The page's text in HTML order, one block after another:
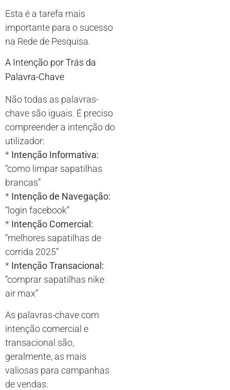
Esta é a tarefa mais
importante para o sucesso
na Rede de Pesquisa.
A Intenção por Trás da
Palavra-Chave
Não todas as palavras-
chave são iguais. É preciso
compreender a intenção do
utilizador:
* Intenção Informativa:
“como limpar sapatilhas
brancas”
* Intenção de Navegação:
“login facebook”
* Intenção Comercial:
“melhores sapatilhas de
corrida 2025”
* Intenção Transacional:
“comprar sapatilhas nike
air max”
As palavras-chave com
intenção comercial e
transacional são,
geralmente, as mais
valiosas para campanhas
de vendas.